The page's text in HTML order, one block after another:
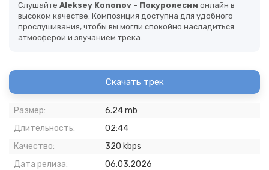
Слушайте Aleksey Kononov - Покуролесим онлайн в
высоком качестве. Композиция доступна для удобного
прослушивания, чтобы вы могли спокойно насладиться
атмосферой и звучанием трека.
Скачать трек
Размер:
6.24 mb
Длительность:
02:44
Качество:
320 kbps
Дата релиза:
06.03.2026